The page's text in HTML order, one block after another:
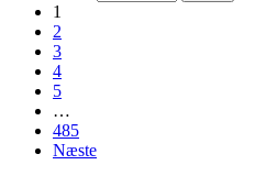
1
2
3
4
5
…
485
Næste